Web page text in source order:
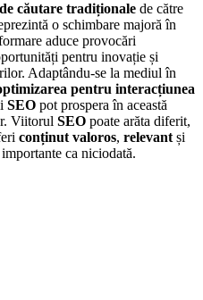
căutare tradiționale de către
o schimbare majoră în
aduce provocări
pentru inovație și
Adaptându-se la mediul în
pentru interacțiunea
SEO pot prospera în această
Viitorul SEO poate arăta diferit,
conținut valoros, relevant și
ca niciodată.